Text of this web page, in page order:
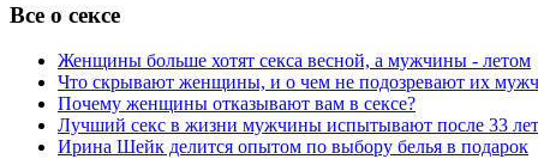
Все о сексе
Женщины больше хотят секса весной, а мужчины - летом
Что скрывают женщины, и о чем не подозревают их
Почему женщины отказывают вам в сексе?
Лучший секс в жизни мужчины испытывают после 33 лет
Ирина Шейк делится опытом по выбору белья в подарок